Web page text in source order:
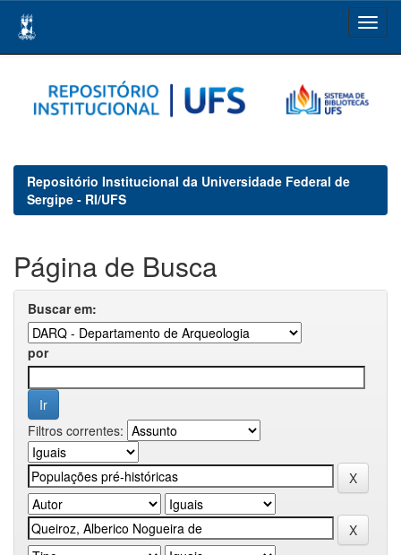
navigation
Repositório Institucional da Universidade Federal de
Sergipe - RI/UFS
Página de Busca
Buscar em:
por
Filtros correntes: